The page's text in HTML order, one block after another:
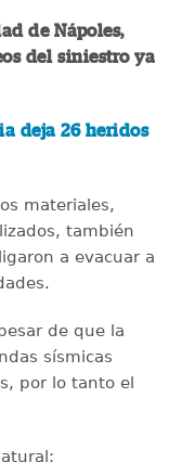
de Nápoles,
del siniestro ya
deja 26 heridos
materiales,
también
a evacuar a
de que la
sísmicas
por lo tanto el